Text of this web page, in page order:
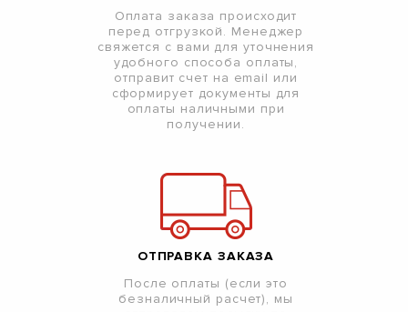
Оплата заказа происходит
перед отгрузкой. Менеджер
свяжется с вами для уточнения
удобного способа оплаты,
отправит счет на email или
сформирует документы для
оплаты наличными при
получении.
ОТПРАВКА ЗАКАЗА
После оплаты (если это
безналичный расчет), мы